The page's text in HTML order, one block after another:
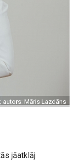
autors: Māris Lazdāns
jāatklāj